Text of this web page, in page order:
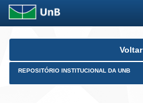
Skip
Voltar
REPOSITÓRIO INSTITUCIONAL DA UNB